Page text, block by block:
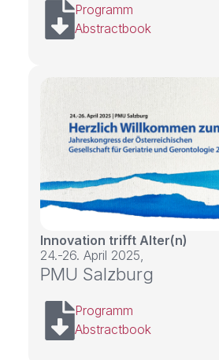
Programm
Abstractbook
Innovation trifft Alter(n)
24.-26. April 2025,
PMU Salzburg
Programm
Abstractbook